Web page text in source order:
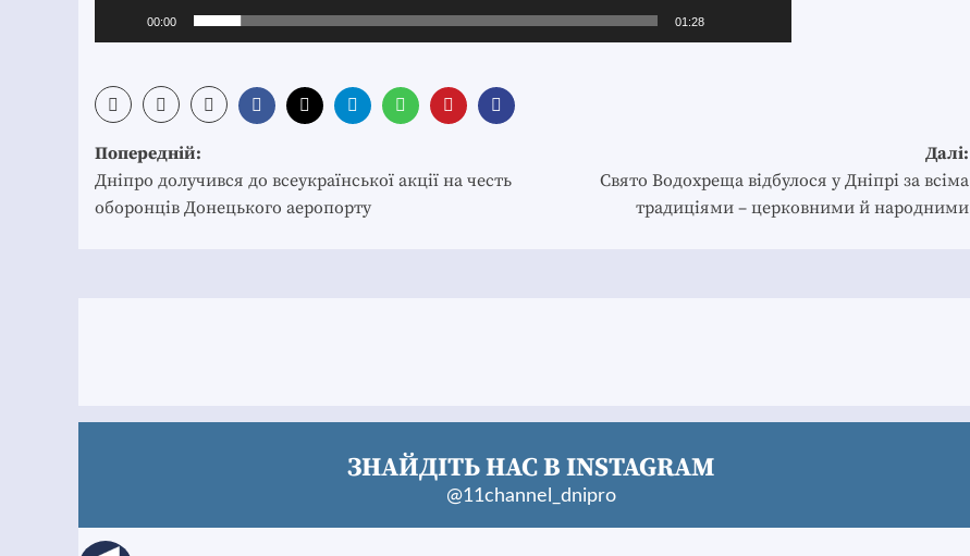
00:00 01:28
Post
navigation
Попередній:
Дніпро долучився до всеукраїнської акції на честь
оборонців Донецького аеропорту
Далі:
Свято Водохреща відбулося у Дніпрі за всіма
традиціями – церковними й народними
ЗНАЙДІТЬ НАС В INSTAGRAM
@11channel_dnipro